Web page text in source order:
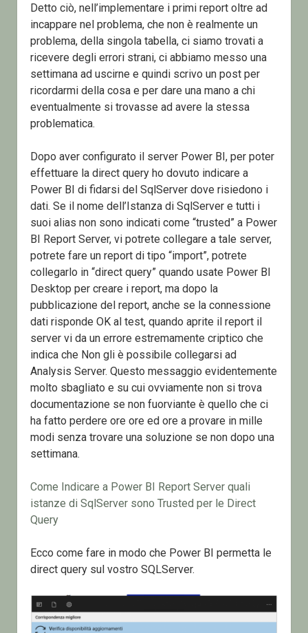
Detto ciò, nell’implementare i primi report oltre ad
incappare nel problema, che non è realmente un
problema, della singola tabella, ci siamo trovati a
ricevere degli errori strani, ci abbiamo messo una
settimana ad uscirne e quindi scrivo un post per
ricordarmi della cosa e per dare una mano a chi
eventualmente si trovasse ad avere la stessa
problematica.
Dopo aver configurato il server Power BI, per poter
effettuare la direct query ho dovuto indicare a
Power BI di fidarsi del SqlServer dove risiedono i
dati. Se il nome dell’Istanza di SqlServer e tutti i
suoi alias non sono indicati come “trusted” a Power
BI Report Server, vi potrete collegare a tale server,
potrete fare un report di tipo “import”, potrete
collegarlo in “direct query” quando usate Power BI
Desktop per creare i report, ma dopo la
pubblicazione del report, anche se la connessione
dati risponde OK al test, quando aprite il report il
server vi da un errore estremamente criptico che
indica che Non gli è possibile collegarsi ad
Analysis Server. Questo messaggio evidentemente
molto sbagliato e su cui ovviamente non si trova
documentazione se non fuorviante è quello che ci
ha fatto perdere ore ore ed ore a provare in mille
modi senza trovare una soluzione se non dopo una
settimana.
Come Indicare a Power BI Report Server quali
istanze di SqlServer sono Trusted per le Direct
Query
Ecco come fare in modo che Power BI permetta le
direct query sul vostro SQLServer.